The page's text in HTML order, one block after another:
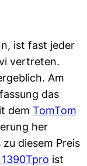
ist fast jeder
vertreten.
Am
das
dem TomTom
her
diesem Preis
ist